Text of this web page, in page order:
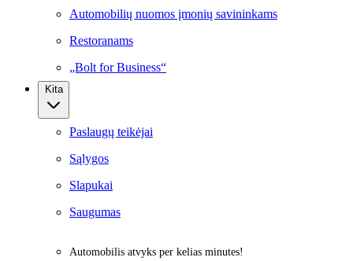
Automobilių nuomos įmonių savininkams
Restoranams
„Bolt for Business“
Kita
Paslaugų teikėjai
Sąlygos
Slapukai
Saugumas
Automobilis atvyks per kelias minutes!